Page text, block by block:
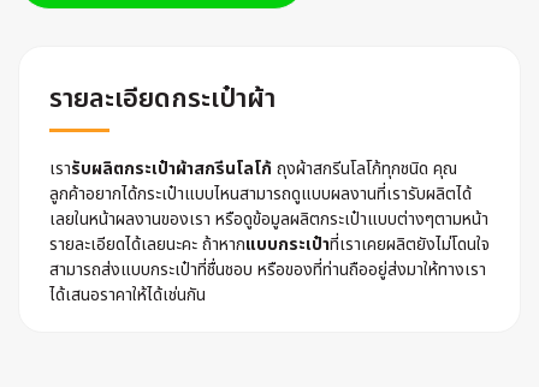
รายละเอียดกระเป๋าผ้า
เรารับผลิตกระเป๋าผ้าสกรีนโลโก้ ถุงผ้าสกรีนโลโก้ทุกชนิด คุณ
ลูกค้าอยากได้กระเป๋าแบบไหนสามารถดูแบบผลงานที่เรารับผลิตได้
เลยในหน้าผลงานของเรา หรือดูข้อมูลผลิตกระเป๋าแบบต่างๆตามหน้า
รายละเอียดได้เลยนะคะ ถ้าหากแบบกระเป๋าที่เราเคยผลิตยังไม่โดนใจ
สามารถส่งแบบกระเป๋าที่ชื่นชอบ หรือของที่ท่านถืออยู่ส่งมาให้ทางเรา
ได้เสนอราคาให้ได้เช่นกัน